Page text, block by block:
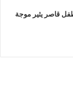
قاصر يثير موجة